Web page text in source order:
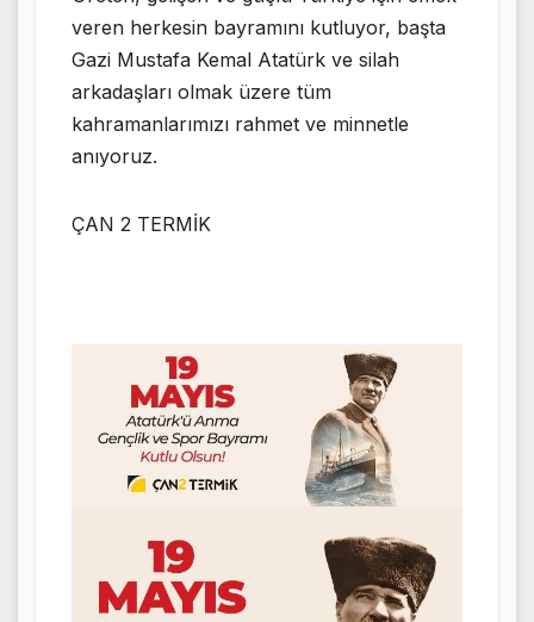
veren herkesin bayramını kutluyor, başta
Gazi Mustafa Kemal Atatürk ve silah
arkadaşları olmak üzere tüm
kahramanlarımızı rahmet ve minnetle
anıyoruz.
ÇAN 2 TERMİK